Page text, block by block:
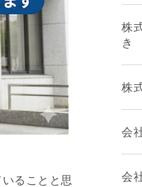
ることと思
株
き
株
会
会